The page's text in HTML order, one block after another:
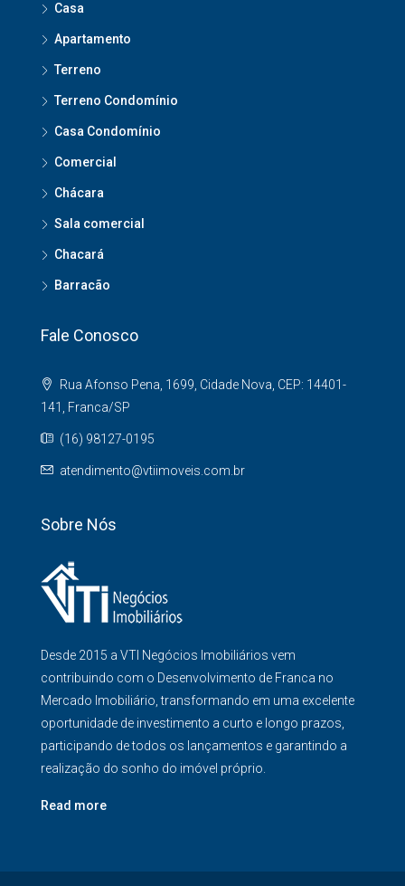
Casa
Apartamento
Terreno
Terreno Condomínio
Casa Condomínio
Comercial
Chácara
Sala comercial
Chacará
Barracão
Fale Conosco
Rua Afonso Pena, 1699, Cidade Nova, CEP: 14401-
141, Franca/SP
(16) 98127-0195
atendimento@vtiimoveis.com.br
Sobre Nós
Desde 2015 a VTI Negócios Imobiliários vem
contribuindo com o Desenvolvimento de Franca no
Mercado Imobiliário, transformando em uma excelente
oportunidade de investimento a curto e longo prazos,
participando de todos os lançamentos e garantindo a
realização do sonho do imóvel próprio.
Read more